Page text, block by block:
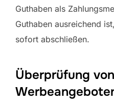
Guthaben als
Guthaben ausreichend
sofort abschließen.
Überprüfung von